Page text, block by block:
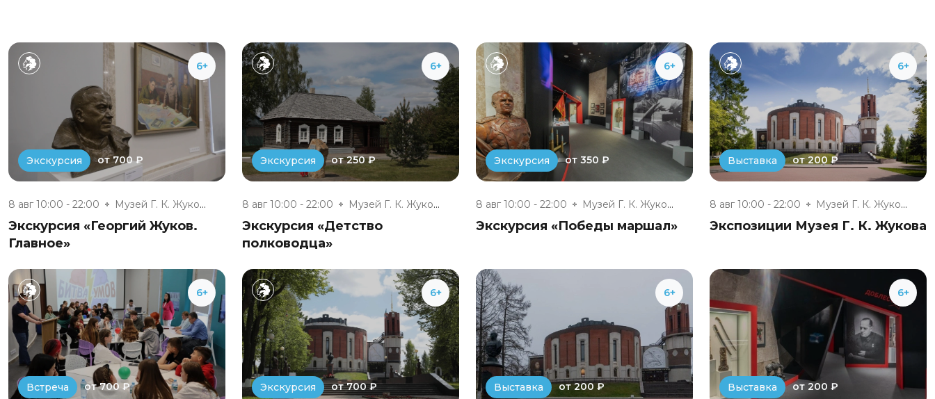
6+
Экскурсия от 700 ₽
8 авг 10:00 - 22:00 Музей Г. К. Жукова
Экскурсия «Георгий Жуков.
Главное»
6+
Экскурсия от 250 ₽
8 авг 10:00 - 22:00 Музей Г. К. Жукова
Экскурсия «Детство
полководца»
6+
Экскурсия от 350 ₽
8 авг 10:00 - 22:00 Музей Г. К. Жукова
Экскурсия «Победы маршал»
6+
Выставка от 200 ₽
8 авг 10:00 - 22:00 Музей Г. К. Жукова
Экспозиции Музея Г. К. Жукова
6+
Встреча от 700 ₽
6+
Экскурсия от 700 ₽
6+
Выставка от 200 ₽
6+
Выставка от 200 ₽